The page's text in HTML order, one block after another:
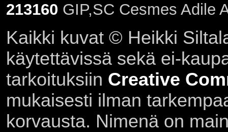
213160 GIP,SC Cesmes Adile
Kaikki kuvat © Heikki
käytettävissä sekä ei-
tarkoituksiin Creative
mukaisesti ilman
korvausta. Nimenä on